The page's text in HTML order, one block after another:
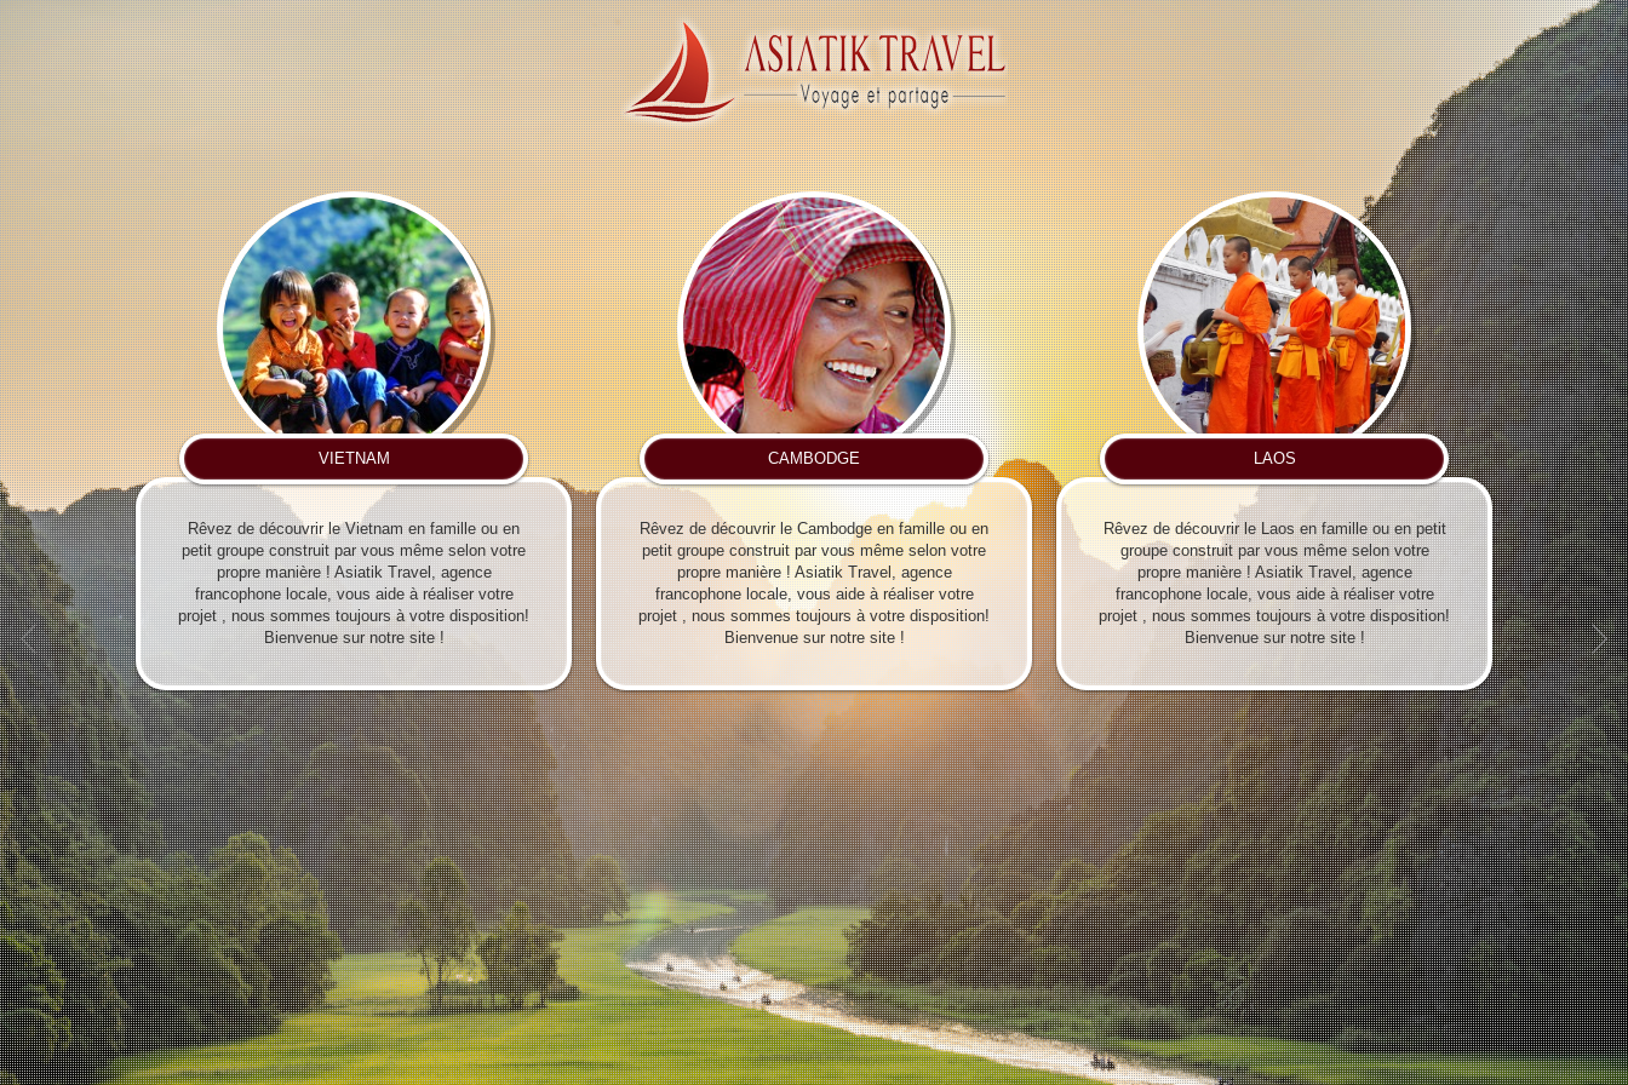
VIETNAM
Rêvez de découvrir le Vietnam en famille ou en
petit groupe construit par vous même selon votre
propre manière ! Asiatik Travel, agence
francophone locale, vous aide à réaliser votre
projet , nous sommes toujours à votre disposition!
Bienvenue sur notre site !
CAMBODGE
Rêvez de découvrir le Cambodge en famille ou en
petit groupe construit par vous même selon votre
propre manière ! Asiatik Travel, agence
francophone locale, vous aide à réaliser votre
projet , nous sommes toujours à votre disposition!
Bienvenue sur notre site !
LAOS
Rêvez de découvrir le Laos en famille ou en petit
groupe construit par vous même selon votre
propre manière ! Asiatik Travel, agence
francophone locale, vous aide à réaliser votre
projet , nous sommes toujours à votre disposition!
Bienvenue sur notre site !